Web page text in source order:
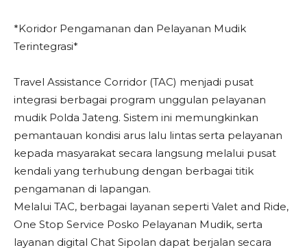
*Koridor Pengamanan dan Pelayanan Mudik
Terintegrasi*
Travel Assistance Corridor (TAC) menjadi pusat
integrasi berbagai program unggulan pelayanan
mudik Polda Jateng. Sistem ini memungkinkan
pemantauan kondisi arus lalu lintas serta pelayanan
kepada masyarakat secara langsung melalui pusat
kendali yang terhubung dengan berbagai titik
pengamanan di lapangan.
Melalui TAC, berbagai layanan seperti Valet and Ride,
One Stop Service Posko Pelayanan Mudik, serta
layanan digital Chat Sipolan dapat berjalan secara